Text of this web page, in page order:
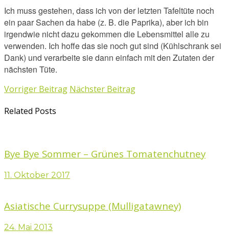
Ich muss gestehen, dass ich von der letzten Tafeltüte noch
ein paar Sachen da habe (z. B. die Paprika), aber ich bin
irgendwie nicht dazu gekommen die Lebensmittel alle zu
verwenden. Ich hoffe das sie noch gut sind (Kühlschrank sei
Dank) und verarbeite sie dann einfach mit den Zutaten der
nächsten Tüte.
Vorriger Beitrag Nächster Beitrag
Related Posts
Bye Bye Sommer – Grünes Tomatenchutney
11. Oktober 2017
Asiatische Currysuppe (Mulligatawney)
24. Mai 2013